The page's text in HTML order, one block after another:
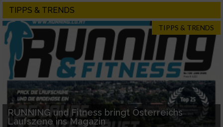
TIPPS & TRENDS
TIPPS & TRENDS
RUNNING und Fitness bringt Österreichs
Laufszene ins Magazin
Analyse von Zielgruppen durch Statistiken
oder Kombinationen von Daten aus
verschiedenen Quellen
Entwicklung und Verbesserung der Angebote
Verwendung reduzierter Daten zur Auswahl
von Inhalten
IAB-Besonderheiten:
Verwendung genauer Standortdaten